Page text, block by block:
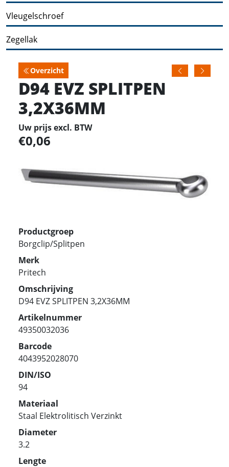
Vleugelschroef
Zegellak
Overzicht
D94 EVZ SPLITPEN
3,2X36MM
Uw prijs excl. BTW
0,06
Productgroep
Borgclip/Splitpen
Merk
Pritech
Omschrijving
D94 EVZ SPLITPEN 3,2X36MM
Artikelnummer
49350032036
Barcode
4043952028070
DIN/ISO
94
Materiaal
Staal Elektrolitisch Verzinkt
Diameter
3.2
Lengte